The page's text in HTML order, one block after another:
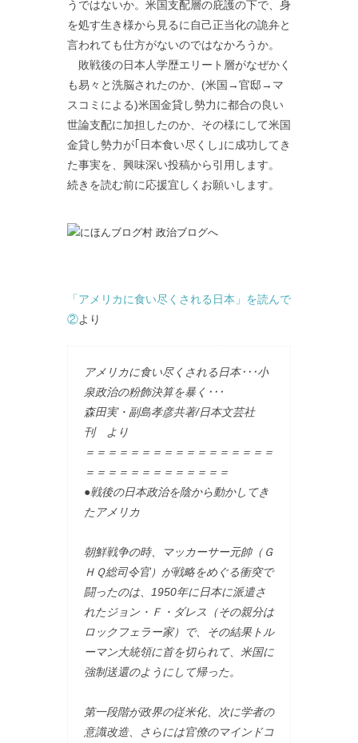
うではないか。米国支配層の庇護の下で、身
を処す生き様から見るに自己正当化の詭弁と
言われても仕方がないのではなかろうか。
敗戦後の日本人学歴エリート層がなぜかく
も易々と洗脳されたのか、(米国→官邸→マ
スコミによる)米国金貸し勢力に都合の良い
世論支配に加担したのか、その様にして米国
金貸し勢力が｢日本食い尽くし｣に成功してき
た事実を、興味深い投稿から引用します。
続きを読む前に応援宜しくお願いします。
「アメリカに食い尽くされる日本」を読んで
②より
アメリカに食い尽くされる日本･･･小
泉政治の粉飾決算を暴く･･･
森田実・副島孝彦共著/日本文芸社
刊 より
＝＝＝＝＝＝＝＝＝＝＝＝＝＝＝＝＝
＝＝＝＝＝＝＝＝＝＝＝＝＝
●戦後の日本政治を陰から動かしてき
たアメリカ
朝鮮戦争の時、マッカーサー元帥（Ｇ
ＨＱ総司令官）が戦略をめぐる衝突で
闘ったのは、1950年に日本に派遣さ
れたジョン・Ｆ・ダレス（その親分は
ロックフェラー家）で、その結果トル
ーマン大統領に首を切られて、米国に
強制送還のようにして帰った。
第一段階が政界の従米化、次に学者の
意識改造、さらには官僚のマインドコ